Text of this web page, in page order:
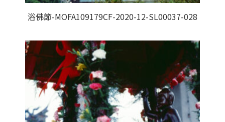
浴佛節-MOFA109179CF-2020-12-SL00037-028